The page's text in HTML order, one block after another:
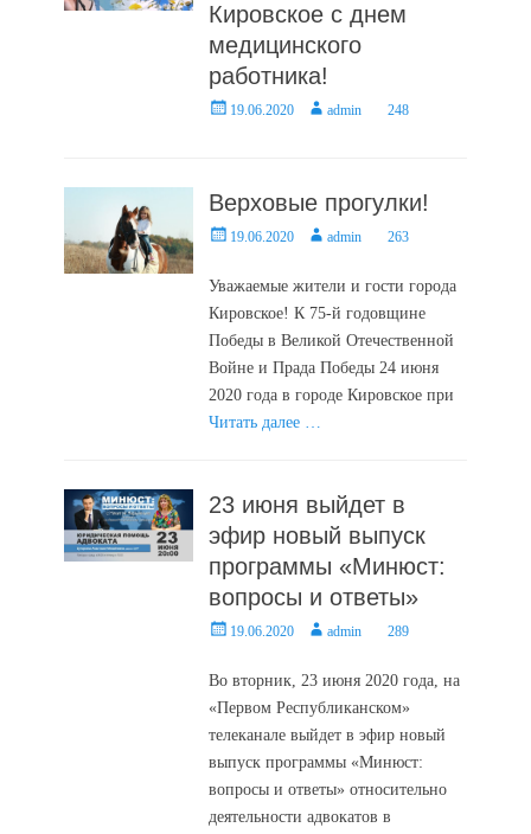
Кировское с днем
медицинского
работника!
Posted19.06.2020 Authoradmin 248
Верховые прогулки!
Posted19.06.2020 Authoradmin 263
Уважаемые жители и гости города
Кировское! К 75-й годовщине
Победы в Великой Отечественной
Войне и Прада Победы 24 июня
2020 года в городе Кировское при
Читать далее …
23 июня выйдет в
эфир новый выпуск
программы «Минюст:
вопросы и ответы»
Posted19.06.2020 Authoradmin 289
Во вторник, 23 июня 2020 года, на
«Первом Республиканском»
телеканале выйдет в эфир новый
выпуск программы «Минюст:
вопросы и ответы» относительно
деятельности адвокатов в